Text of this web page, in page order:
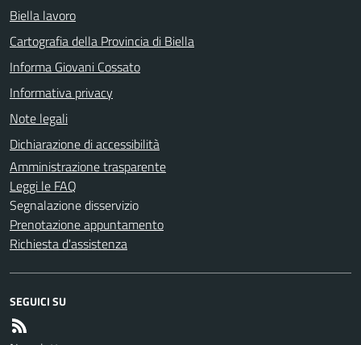
Biella lavoro
Cartografia della Provincia di Biella
Informa Giovani Cossato
Informativa privacy
Note legali
Dichiarazione di accessibilità
Amministrazione trasparente
Leggi le FAQ
Segnalazione disservizio
Prenotazione appuntamento
Richiesta d'assistenza
SEGUICI SU